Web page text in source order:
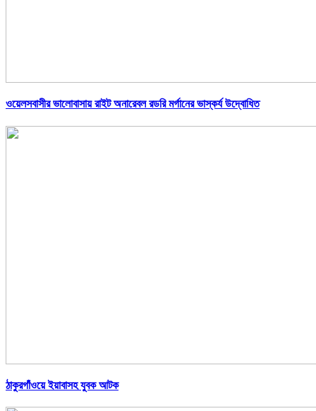
ওয়েলসবাসীর ভালোবাসায় রাইট অনারেবল রডরি মর্গানের ভাস্কর্য উদ্বোধিত
ঠাকুরগাঁওয়ে ইয়াবাসহ যুবক আটক